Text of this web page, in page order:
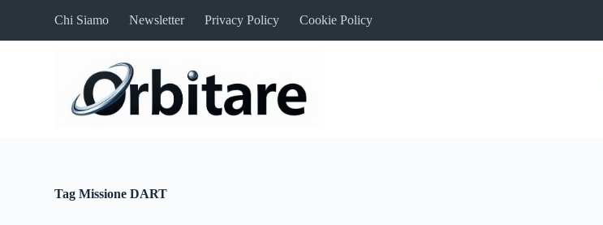
l
Chi Siamo Newsletter Privacy Policy Cookie Policy
Tag Missione DART